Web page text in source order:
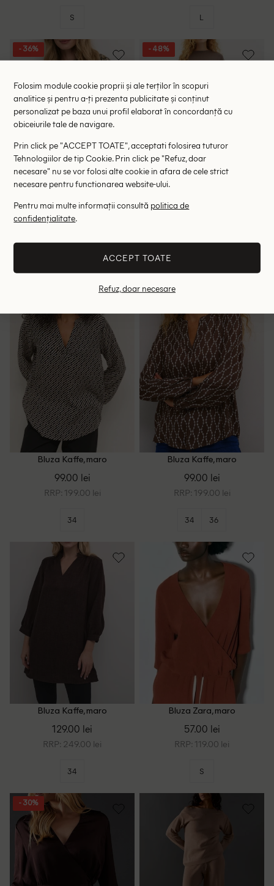
S L
- 36%
Bluza Kaffe, negru/maro
93.00 lei
RRP: 249.00 lei
- 48%
Bluza Oversize InWear, maro
RRP: 499.00 lei
Bluza Kaffe, maro
99.00 lei
RRP: 199.00 lei
34
Bluza Kaffe, maro
99.00 lei
RRP: 199.00 lei
34 36
Bluza Kaffe, maro
129.00 lei
RRP: 249.00 lei
34
Bluza Zara, maro
57.00 lei
RRP: 119.00 lei
S
- 30%
Folosim module cookie proprii și ale terților în scopuri
analitice și pentru a-ți prezenta publicitate și conținut
personalizat pe baza unui profil elaborat în concordanță cu
obiceiurile tale de navigare.
Prin click pe "ACCEPT TOATE", acceptati folosirea tuturor
Tehnologiilor de tip Cookie. Prin click pe "Refuz, doar
necesare" nu se vor folosi alte cookie in afara de cele strict
necesare pentru functionarea website-ului.
Pentru mai multe informații consultă politica de
confidențialitate.
ACCEPT TOATE
Refuz, doar necesare